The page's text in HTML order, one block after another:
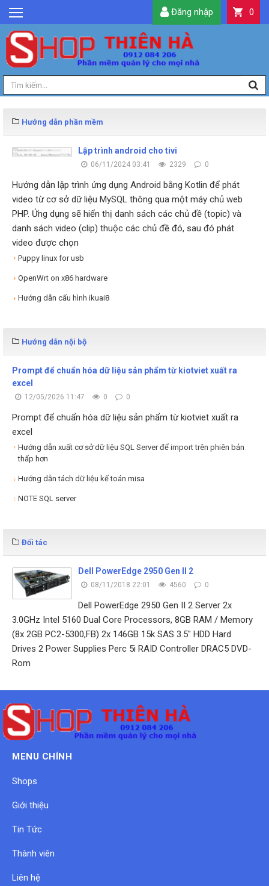
GIỚI THIỆU
TIN TỨC
SẢN PHẨM
DỊCH VỤ
LIÊN HỆ
TIỆN ÍCH
0
Đăng nhập
Hướng dẫn phần mềm
Lập trình android cho tivi
06/11/2024 03:41 2329 0
Hướng dẫn lập trình ứng dụng Android bằng Kotlin để phát
video từ cơ sở dữ liệu MySQL thông qua một máy chủ web
PHP. Ứng dụng sẽ hiển thị danh sách các chủ đề (topic) và
danh sách video (clip) thuộc các chủ đề đó, sau đó phát
video được chọn
Puppy linux for usb
OpenWrt on x86 hardware
Hướng dẫn cấu hình ikuai8
Hướng dẫn nội bộ
Prompt để chuẩn hóa dữ liệu sản phẩm từ kiotviet xuất ra
excel
12/05/2026 11:47 0 0
Prompt để chuẩn hóa dữ liệu sản phẩm từ kiotviet xuất ra
excel
Hướng dẫn xuất cơ sở dữ liệu SQL Server để import trên phiên bản
thấp hơn
Hướng dẫn tách dữ liệu kế toán misa
NOTE SQL server
Đối tác
Dell PowerEdge 2950 Gen II 2
08/11/2018 22:01 4560 0
Dell PowerEdge 2950 Gen II 2 Server 2x
3.0GHz Intel 5160 Dual Core Processors, 8GB RAM / Memory
(8x 2GB PC2-5300,FB) 2x 146GB 15k SAS 3.5" HDD Hard
Drives 2 Power Supplies Perc 5i RAID Controller DRAC5 DVD-
Rom
MENU CHÍNH
Shops
Giới thiệu
Tin Tức
Thành viên
Liên hệ